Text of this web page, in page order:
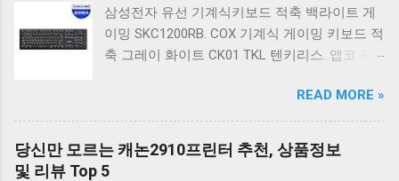
삼성전자 유선 기계식키보드 적축 백라이트 게
이밍 SKC1200RB. COX 기계식 게이밍 키보드 적
축 그레이 화이트 CK01 TKL 텐키리스. 앱코 축
랙 K560 일반형. 앱코 K517 레트로 기계식 게이
밍 유선키보드 갈축 일반형 레트로 베이지. 체리
키보드 G803000S TKL RGB 게이밍 텐키리스 기
계식 키보드 4종 축 선택 저소음적축 블랙. 체리
READ MORE »
당신만 모르는 캐논2910프린터 추천, 상품정보
및 리뷰 Top 5